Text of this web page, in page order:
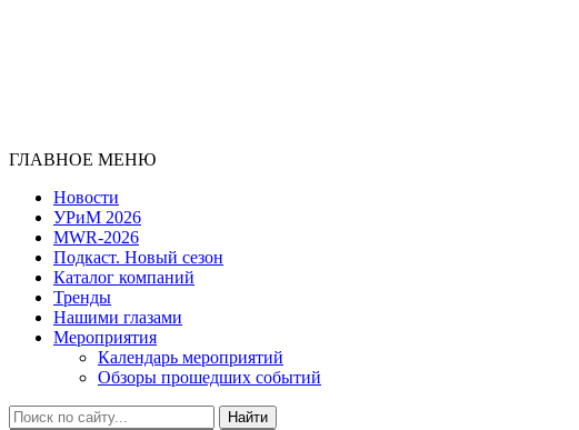
ГЛАВНОЕ МЕНЮ
Новости
УРиМ 2026
MWR-2026
Подкаст. Новый сезон
Каталог компаний
Тренды
Нашими глазами
Мероприятия
Календарь мероприятий
Обзоры прошедших событий